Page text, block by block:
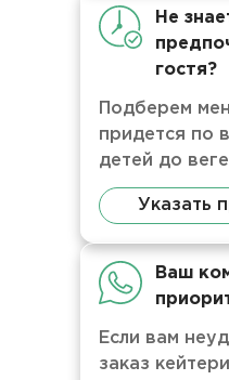
Не
гостя?
Подберем
придется по
детей до
Указать
Ваш
Если вам
заказ